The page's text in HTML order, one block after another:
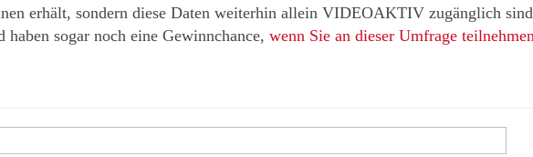
erhält, sondern diese Daten weiterhin allein VIDEOAKTIV zugänglich
haben sogar noch eine Gewinnchance, wenn Sie an dieser Umfrage